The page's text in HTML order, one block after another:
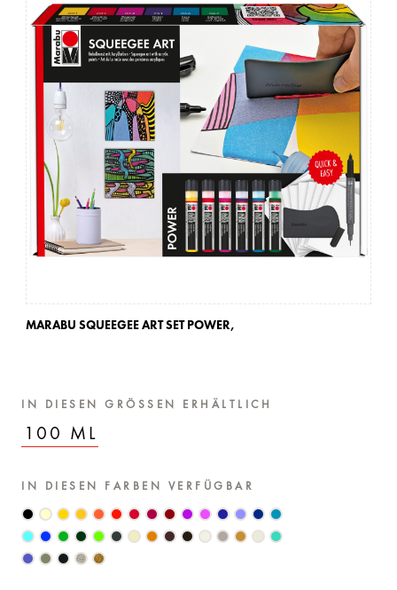
MARABU SQUEEGEE ART SET POWER,
IN DIESEN GRÖSSEN ERHÄLTLICH
100 ML
IN DIESEN FARBEN VERFÜGBAR